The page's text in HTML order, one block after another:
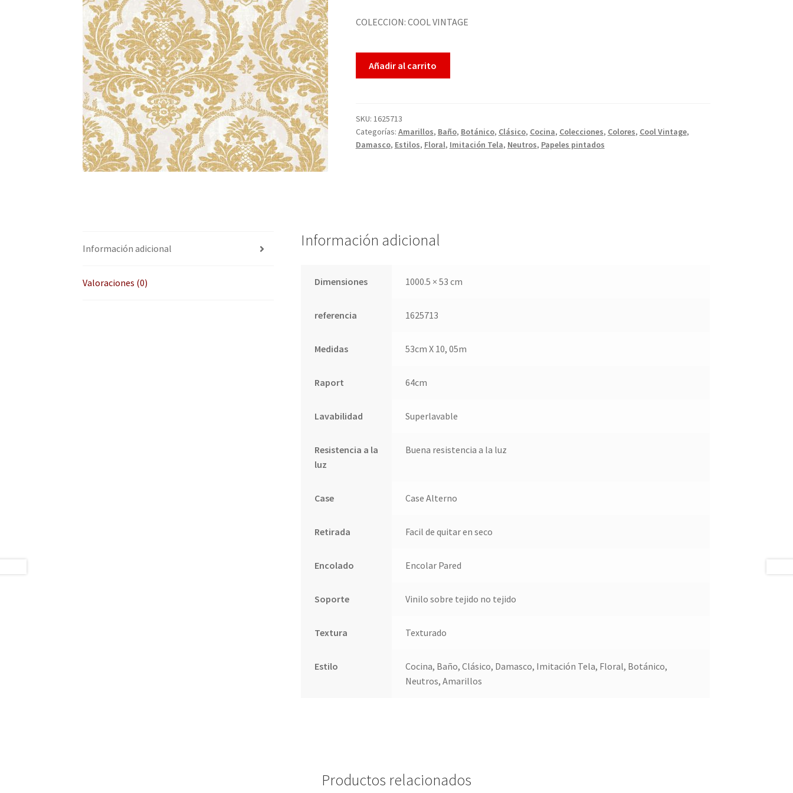
COLECCION: COOL VINTAGE
Añadir al carrito
SKU: 1625713
Categorías: Amarillos, Baño, Botánico, Clásico, Cocina, Colecciones, Colores, Cool Vintage,
Damasco, Estilos, Floral, Imitación Tela, Neutros, Papeles pintados
Información adicional
Valoraciones (0)
Información adicional
Dimensiones 1000.5 × 53 cm
referencia 1625713
Medidas 53cm X 10, 05m
Raport 64cm
Lavabilidad Superlavable
Resistencia a la
luz
Buena resistencia a la luz
Case Case Alterno
Retirada Facil de quitar en seco
Encolado Encolar Pared
Soporte Vinilo sobre tejido no tejido
Textura Texturado
Estilo
Cocina, Baño, Clásico, Damasco, Imitación Tela, Floral, Botánico,
Neutros, Amarillos
Productos relacionados